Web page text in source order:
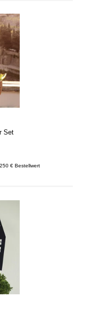
Set
€ Bestellwert